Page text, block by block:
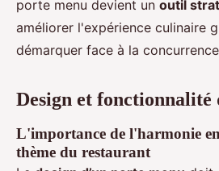
porte menu devient un outil
améliorer l'expérience culinaire
démarquer face à la
Design et fonctionnalité
L'importance de l'harmonie
thème du restaurant